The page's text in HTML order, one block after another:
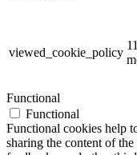
viewed_cookie_policy
11
Functional
Functional
Functional cookies help
sharing the content of